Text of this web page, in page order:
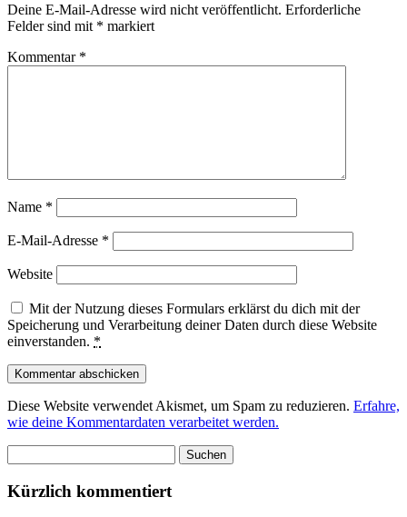
Deine E-Mail-Adresse wird nicht veröffentlicht. Erforderliche
Felder sind mit * markiert
Kommentar *
Name *
E-Mail-Adresse *
Website
Mit der Nutzung dieses Formulars erklärst du dich mit der
Speicherung und Verarbeitung deiner Daten durch diese Website
einverstanden. *
Diese Website verwendet Akismet, um Spam zu reduzieren. Erfahre,
wie deine Kommentardaten verarbeitet werden.
nach:
Kürzlich kommentiert